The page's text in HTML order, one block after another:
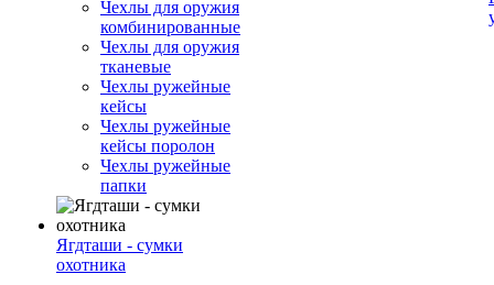
Чехлы для оружия
комбинированные
Чехлы для оружия
тканевые
Чехлы ружейные
кейсы
Чехлы ружейные
кейсы поролон
Чехлы ружейные
папки
Ягдташи - сумки
охотника